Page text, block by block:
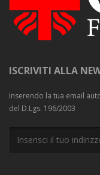
ISCRIVITI ALLA
Inserendo la tua email
del D.Lgs. 196/2003